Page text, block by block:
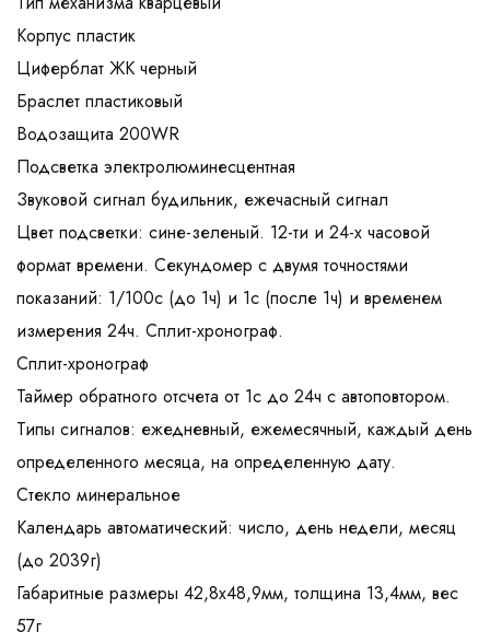
Корпус пластик
Циферблат ЖК черный
Браслет пластиковый
Водозащита 200WR
Подсветка электролюминесцентная
Звуковой сигнал будильник, ежечасный сигнал
Цвет подсветки: сине-зеленый. 12-ти и 24-х часовой
формат времени. Секундомер с двумя точностями
показаний: 1/100с (до 1ч) и 1с (после 1ч) и временем
измерения 24ч. Сплит-хронограф.
Сплит-хронограф
Таймер обратного отсчета от 1с до 24ч с автоповтором.
Типы сигналов: ежедневный, ежемесячный, каждый день
определенного месяца, на определенную дату.
Стекло минеральное
Календарь автоматический: число, день недели, месяц
(до 2039г)
Габаритные размеры 42,8x48,9мм, толщина 13,4мм, вес